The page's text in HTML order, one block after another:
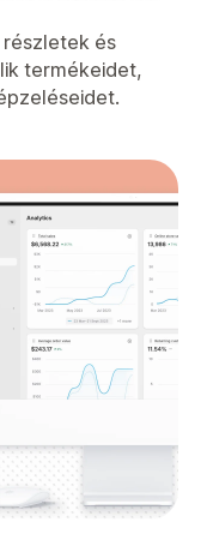
részletek és
termékeidet,